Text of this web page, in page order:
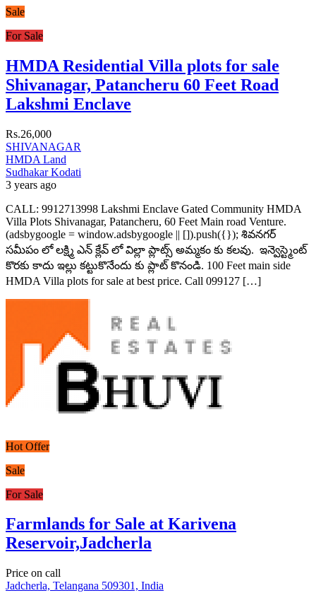
Sale
For Sale
HMDA Residential Villa plots for sale
Shivanagar, Patancheru 60 Feet Road
Lakshmi Enclave
Rs.26,000
SHIVANAGAR
HMDA Land
Sudhakar Kodati
3 years ago
CALL: 9912713998 Lakshmi Enclave Gated Community HMDA
Villa Plots Shivanagar, Patancheru, 60 Feet Main road Venture.
(adsbygoogle = window.adsbygoogle || []).push({}); శివనగర్
సమీపం లో లక్ష్మి ఎన్ క్లేవ్ లో విల్లా ప్లాట్స్ అమ్మకం కు కలవు. ఇన్వెస్ట్మెంట్
కొరకు కాదు ఇల్లు కట్టుకొనేందు కు ప్లాట్ కొనండి. 100 Feet main side
HMDA Villa plots for sale at best price. Call 099127 […]
Hot Offer
Sale
For Sale
Farmlands for Sale at Karivena
Reservoir,Jadcherla
Price on call
Jadcherla, Telangana 509301, India